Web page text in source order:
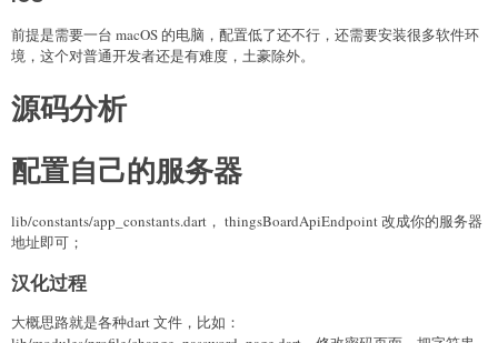
前提是需要一台 macOS 的电脑，配置低了还不行，还需要安装很多软件环
境，这个对普通开发者还是有难度，土豪除外。
源码分析
配置自己的服务器
lib/constants/app_constants.dart， thingsBoardApiEndpoint 改成你的服务器
地址即可；
汉化过程
大概思路就是各种dart 文件，比如：